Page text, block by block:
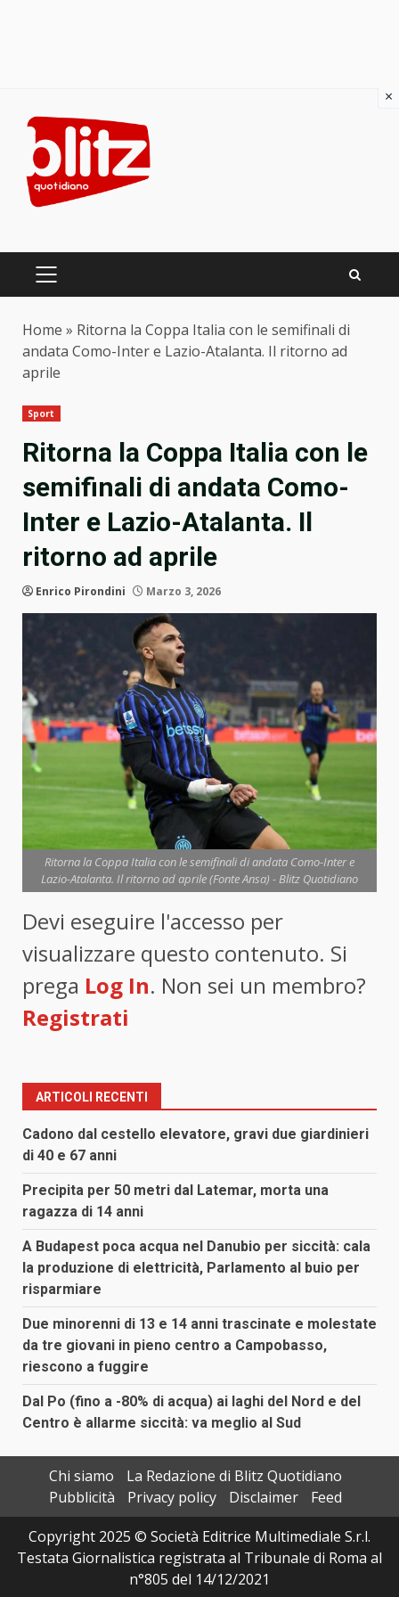
content
PRIMARY
Home » Ritorna la Coppa Italia con le semifinali di
andata Como-Inter e Lazio-Atalanta. Il ritorno ad
aprile
Sport
Ritorna la Coppa Italia con le
semifinali di andata Como-
Inter e Lazio-Atalanta. Il
ritorno ad aprile
Enrico Pirondini Marzo 3, 2026
Ritorna la Coppa Italia con le semifinali di andata Como-Inter e
Lazio-Atalanta. Il ritorno ad aprile (Fonte Ansa) - Blitz Quotidiano
Devi eseguire l'accesso per
visualizzare questo contenuto. Si
prega Log In. Non sei un membro?
Registrati
ARTICOLI RECENTI
Cadono dal cestello elevatore, gravi due giardinieri
di 40 e 67 anni
Precipita per 50 metri dal Latemar, morta una
ragazza di 14 anni
A Budapest poca acqua nel Danubio per siccità: cala
la produzione di elettricità, Parlamento al buio per
risparmiare
Due minorenni di 13 e 14 anni trascinate e molestate
da tre giovani in pieno centro a Campobasso,
riescono a fuggire
Dal Po (fino a -80% di acqua) ai laghi del Nord e del
Centro è allarme siccità: va meglio al Sud
Chi siamo
La Redazione di Blitz Quotidiano
Pubblicità
Privacy policy Disclaimer
Feed
Copyright 2025 © Società Editrice Multimediale S.r.l.
Testata Giornalistica registrata al Tribunale di Roma al
n°805 del 14/12/2021
×